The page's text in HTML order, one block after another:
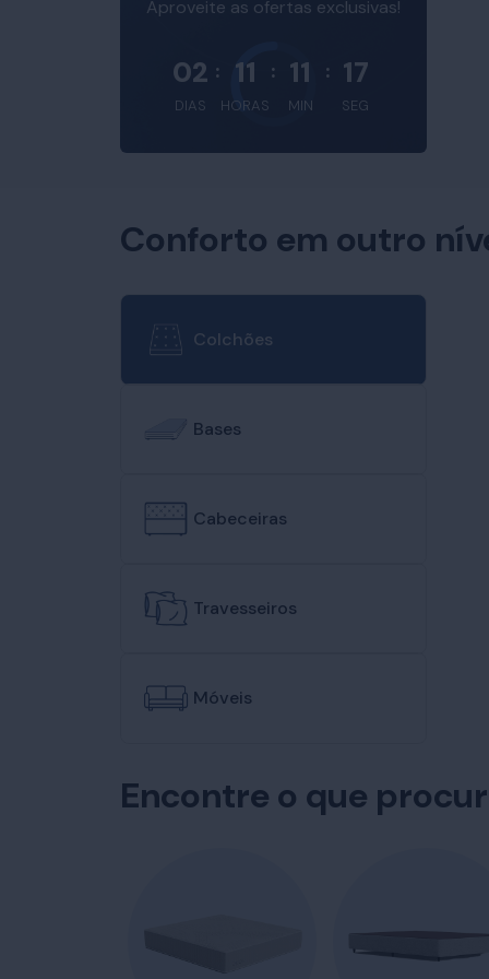
Aproveite as ofertas exclusivas!
02
DIAS
: 11
HORAS
: 11
MIN
: 16
SEG
Conforto em outro
Colchões
Bases
Cabeceiras
Travesseiros
Móveis
Encontre o que